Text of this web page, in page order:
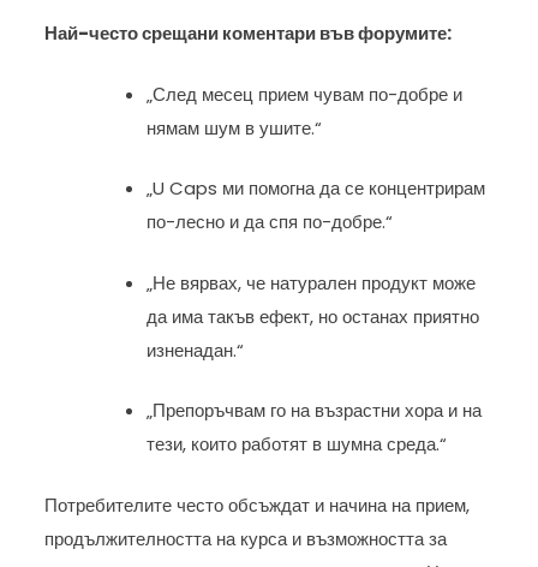
Най-често срещани коментари във форумите:
„След месец прием чувам по-добре и
нямам шум в ушите.“
„U Caps ми помогна да се концентрирам
по-лесно и да спя по-добре.“
„Не вярвах, че натурален продукт може
да има такъв ефект, но останах приятно
изненадан.“
„Препоръчвам го на възрастни хора и на
тези, които работят в шумна среда.“
Потребителите често обсъждат и начина на прием,
продължителността на курса и възможността за